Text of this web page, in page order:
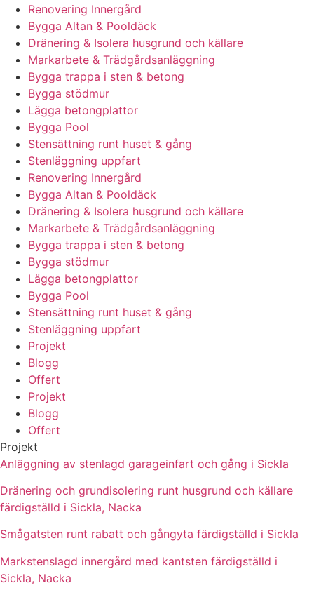
Renovering Innergård
Bygga Altan & Pooldäck
Dränering & Isolera husgrund och källare
Markarbete & Trädgårdsanläggning
Bygga trappa i sten & betong
Bygga stödmur
Lägga betongplattor
Bygga Pool
Stensättning runt huset & gång
Stenläggning uppfart
Renovering Innergård
Bygga Altan & Pooldäck
Dränering & Isolera husgrund och källare
Markarbete & Trädgårdsanläggning
Bygga trappa i sten & betong
Bygga stödmur
Lägga betongplattor
Bygga Pool
Stensättning runt huset & gång
Stenläggning uppfart
Projekt
Blogg
Offert
Projekt
Blogg
Offert
Projekt
Anläggning av stenlagd garageinfart och gång i Sickla
Dränering och grundisolering runt husgrund och källare
färdigställd i Sickla, Nacka
Smågatsten runt rabatt och gångyta färdigställd i Sickla
Markstenslagd innergård med kantsten färdigställd i
Sickla, Nacka